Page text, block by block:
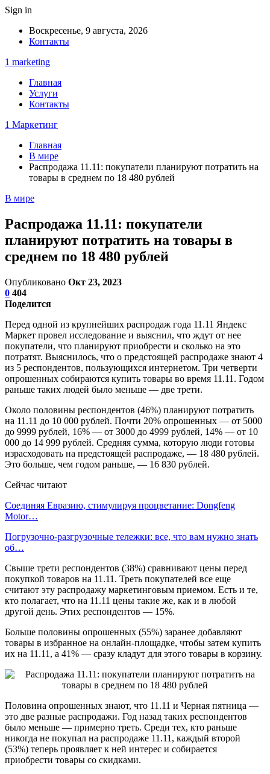
Sign in
Воскресенье, 9 августа, 2026
Контакты
1 marketing
Главная
Услуги
Контакты
1 Маркетинг
Главная
В мире
Распродажа 11.11: покупатели планируют потратить на
товары в среднем по 18 480 рублей
В мире
Распродажа 11.11: покупатели
планируют потратить на товары в
среднем по 18 480 рублей
Опубликовано Окт 23, 2023
0 404
Поделится
Перед одной из крупнейших распродаж года 11.11 Яндекс
Маркет провел исследование и выяснил, что ждут от нее
покупатели, что планируют приобрести и сколько на это
потратят. Выяснилось, что о предстоящей распродаже знают 4
из 5 респондентов, пользующихся интернетом. Три четверти
опрошенных собираются купить товары во время 11.11. Годом
раньше таких людей было меньше — две трети.
Около половины респондентов (46%) планируют потратить
на 11.11 до 10 000 рублей. Почти 20% опрошенных — от 5000
до 9999 рублей, 16% — от 3000 до 4999 рублей, 14% — от 10
000 до 14 999 рублей. Средняя сумма, которую люди готовы
израсходовать на предстоящей распродаже, — 18 480 рублей.
Это больше, чем годом раньше, — 16 830 рублей.
Сейчас читают
Соединяя Евразию, стимулируя процветание: Dongfeng
Motor…
Погрузочно-разгрузочные тележки: все, что вам нужно знать
об…
Свыше трети респондентов (38%) сравнивают цены перед
покупкой товаров на 11.11. Треть покупателей все еще
считают эту распродажу маркетинговым приемом. Есть и те,
кто полагает, что на 11.11 цены такие же, как и в любой
другой день. Этих респондентов — 15%.
Больше половины опрошенных (55%) заранее добавляют
товары в избранное на онлайн-площадке, чтобы затем купить
их на 11.11, а 41% — сразу кладут для этого товары в корзину.
Половина опрошенных знают, что 11.11 и Черная пятница —
это две разные распродажи. Год назад таких респондентов
было меньше — примерно треть. Среди тех, кто раньше
никогда не покупал на распродаже 11.11, каждый второй
(53%) теперь проявляет к ней интерес и собирается
приобрести товары со скидками.